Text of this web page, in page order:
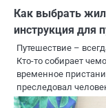
Как выбрать
инструкция для
Путешествие –
Кто-то собирает
временное
преследовал